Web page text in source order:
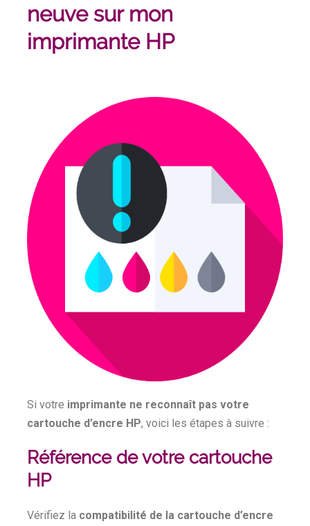
neuve sur mon
imprimante HP
Si votre imprimante ne reconnaît pas votre
cartouche d’encre HP, voici les étapes à suivre :
Référence de votre cartouche
HP
Vérifiez la compatibilité de la cartouche d’encre